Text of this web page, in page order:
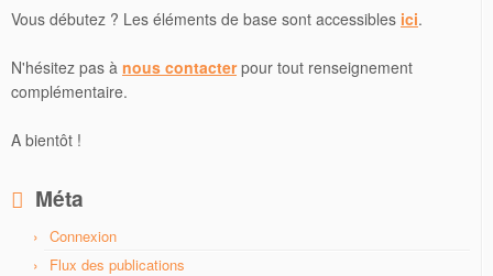
Vous débutez ? Les éléments de base sont accessibles ici.
N'hésitez pas à nous contacterpour tout renseignement
complémentaire.
A bientôt !
Méta
Connexion
Flux des publications